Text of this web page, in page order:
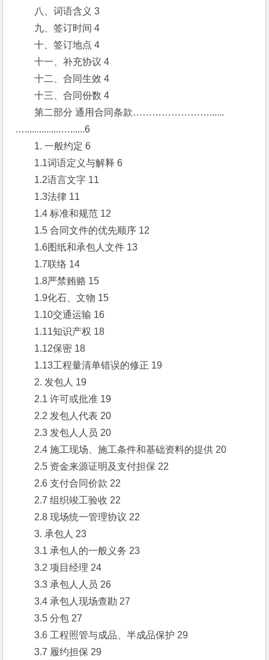
八、词语含义 3
九、签订时间 4
十、签订地点 4
十一、补充协议 4
十二、合同生效 4
十三、合同份数 4
第二部分 通用合同条款……………………......
…...............…......6
1. 一般约定 6
1.1词语定义与解释 6
1.2语言文字 11
1.3法律 11
1.4 标准和规范 12
1.5 合同文件的优先顺序 12
1.6图纸和承包人文件 13
1.7联络 14
1.8严禁贿赂 15
1.9化石、文物 15
1.10交通运输 16
1.11知识产权 18
1.12保密 18
1.13工程量清单错误的修正 19
2. 发包人 19
2.1 许可或批准 19
2.2 发包人代表 20
2.3 发包人人员 20
2.4 施工现场、施工条件和基础资料的提供 20
2.5 资金来源证明及支付担保 22
2.6 支付合同价款 22
2.7 组织竣工验收 22
2.8 现场统一管理协议 22
3. 承包人 23
3.1 承包人的一般义务 23
3.2 项目经理 24
3.3 承包人人员 26
3.4 承包人现场查勘 27
3.5 分包 27
3.6 工程照管与成品、半成品保护 29
3.7 履约担保 29